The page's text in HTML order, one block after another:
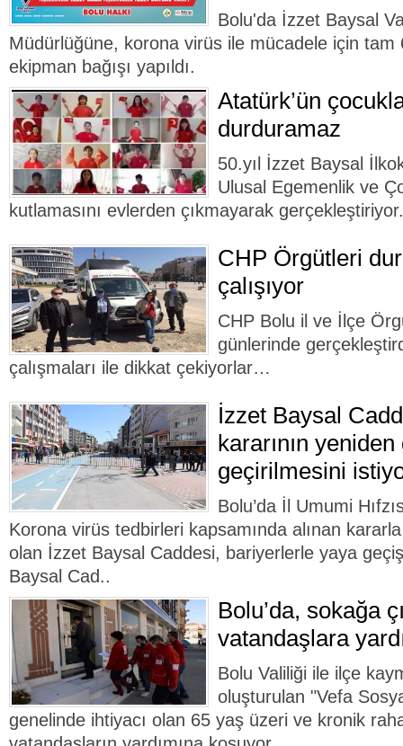
Bolu'da İzzet Baysal
Müdürlüğüne, korona virüs ile mücadele için tam
ekipman bağışı yapıldı.
Atatürk’ün
durduramaz
50.yıl İzzet Baysal
Ulusal Egemenlik ve
kutlamasını evlerden çıkmayarak gerçekleştiriyor.
CHP Örgütleri
çalışıyor
CHP Bolu il ve İlçe
günlerinde
çalışmaları ile dikkat çekiyorlar…
İzzet Baysal
kararının
geçirilmesini
Bolu’da İl Umumi
Korona virüs tedbirleri kapsamında alınan
olan İzzet Baysal Caddesi, bariyerlerle yaya
Baysal Cad..
Bolu’da, sokağa
vatandaşlara
Bolu Valiliği ile ilçe
oluşturulan "Vefa
genelinde ihtiyacı olan 65 yaş üzeri ve kronik